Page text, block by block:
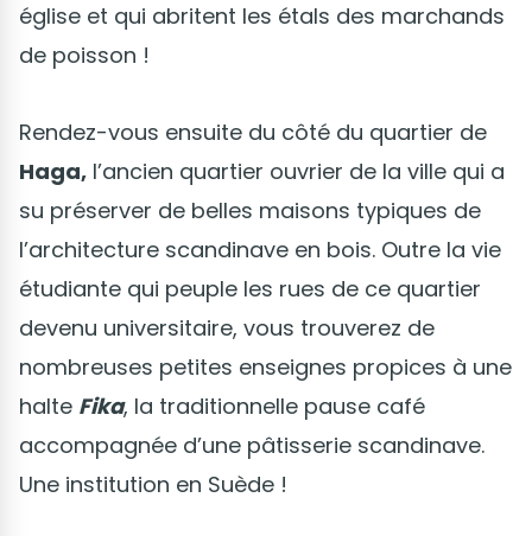
église et qui abritent les étals des marchands
de poisson !
Rendez-vous ensuite du côté du quartier de
Haga, l’ancien quartier ouvrier de la ville qui a
su préserver de belles maisons typiques de
l’architecture scandinave en bois. Outre la vie
étudiante qui peuple les rues de ce quartier
devenu universitaire, vous trouverez de
nombreuses petites enseignes propices à une
halte Fika, la traditionnelle pause café
accompagnée d’une pâtisserie scandinave.
Une institution en Suède !